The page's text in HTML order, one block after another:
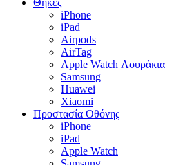
Θήκες
iPhone
iPad
Airpods
AirTag
Apple Watch Λουράκια
Samsung
Huawei
Xiaomi
Προστασία Οθόνης
iPhone
iPad
Apple Watch